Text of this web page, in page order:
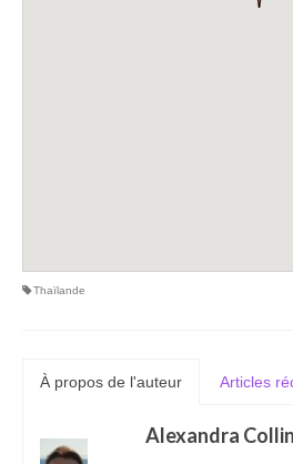
Thaïlande
À propos de l'auteur Articles
Alexandra Collin